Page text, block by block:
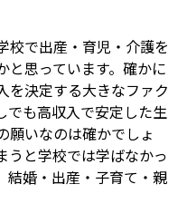
校で出産・育児・介護を
と思っています。確かに
を決定する大きなファク
でも高収入で安定した生
願いなのは確かでしょ
うと学校では学ばなかっ
結婚・出産・子育て・親